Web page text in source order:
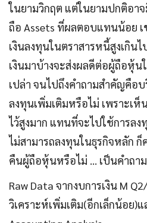
ในยามวิกฤต แต่ในยามปกติอา
ถือ Assets ที่ผลตอบแทนน้อย เ
เงินลงทุนในตราสารหนี้สูงเกิน
เงินมาบ้างจะส่งผลดีต่อผู้ถือหุ้
เปล่า จนไปถึงคำถามสำคัญคือ
ลงทุนเพิ่มเติมหรือไม่ เพราะเห็
ไว้สูงมาก แทนที่จะไปใช้การล
ไม่สามารถลงทุนในธุรกิจหลัก
คืนผู้ถือหุ้นหรือไม่ … เป็นคำถา
Raw Data จากงบการเงิน M
วิเคราะห์เพิ่มเติม(อีกเล็กน้อย)แ